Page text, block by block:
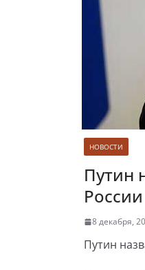
НОВОСТИ
Путин
8 декабря,
Путин